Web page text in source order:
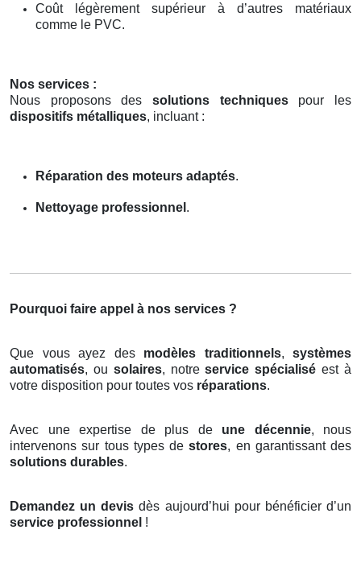
Coût légèrement supérieur à d’autres matériaux
comme le PVC.
Nos services :
Nous proposons des solutions techniquespour les
dispositifs métalliques, incluant :
Réparation des moteurs adaptés.
Nettoyage professionnel .
Pourquoi faire appel à nos services ?
Que vous ayez des modèles traditionnels, systèmes
automatisés, ou solaires, notreservice spécialisé est à
votre disposition pour toutes vos réparations.
Avec une expertise de plus de une décennie, nous
intervenons sur tous types destores, en garantissant des
solutions durables.
Demandez un devis dès aujourd’hui pour bénéficier d’un
service professionnel !